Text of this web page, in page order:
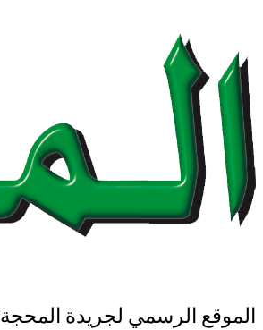
الموقع الرسمي لجريدة المحجة